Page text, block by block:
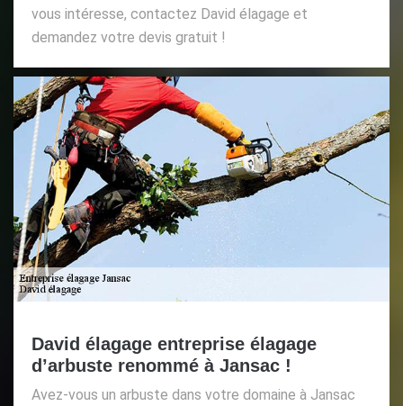
vous intéresse, contactez David élagage et
demandez votre devis gratuit !
David élagage entreprise élagage
d’arbuste renommé à Jansac !
Avez-vous un arbuste dans votre domaine à Jansac